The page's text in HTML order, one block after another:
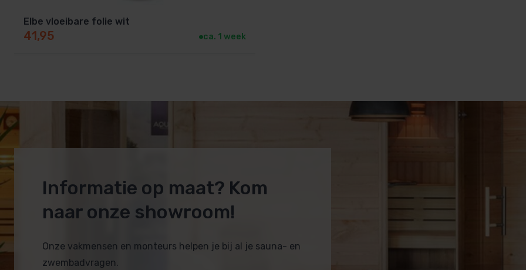
Elbe vloeibare folie wit
41,95 ca. 1 week
Informatie op maat? Kom
naar onze showroom!
Onze vakmensen en monteurs helpen je bij al je sauna- en
zwembadvragen.